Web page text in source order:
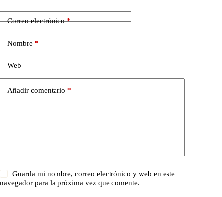
Correo electrónico*
Nombre*
Web
Añadir comentario *
Guarda mi nombre, correo electrónico y web en este
navegador para la próxima vez que comente.